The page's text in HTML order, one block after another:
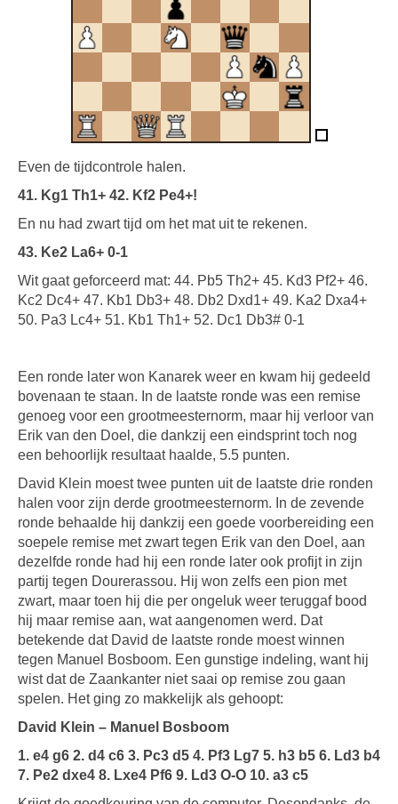
Even de tijdcontrole halen.
41. Kg1 Th1+ 42. Kf2 Pe4+!
En nu had zwart tijd om het mat uit te rekenen.
43. Ke2 La6+ 0-1
Wit gaat geforceerd mat: 44. Pb5 Th2+ 45. Kd3 Pf2+ 46.
Kc2 Dc4+ 47. Kb1 Db3+ 48. Db2 Dxd1+ 49. Ka2 Dxa4+
50. Pa3 Lc4+ 51. Kb1 Th1+ 52. Dc1 Db3# 0-1
Een ronde later won Kanarek weer en kwam hij gedeeld
bovenaan te staan. In de laatste ronde was een remise
genoeg voor een grootmeesternorm, maar hij verloor van
Erik van den Doel, die dankzij een eindsprint toch nog
een behoorlijk resultaat haalde, 5.5 punten.
David Klein moest twee punten uit de laatste drie ronden
halen voor zijn derde grootmeesternorm. In de zevende
ronde behaalde hij dankzij een goede voorbereiding een
soepele remise met zwart tegen Erik van den Doel, aan
dezelfde ronde had hij een ronde later ook profijt in zijn
partij tegen Dourerassou. Hij won zelfs een pion met
zwart, maar toen hij die per ongeluk weer teruggaf bood
hij maar remise aan, wat aangenomen werd. Dat
betekende dat David de laatste ronde moest winnen
tegen Manuel Bosboom. Een gunstige indeling, want hij
wist dat de Zaankanter niet saai op remise zou gaan
spelen. Het ging zo makkelijk als gehoopt:
David Klein – Manuel Bosboom
1. e4 g6 2. d4 c6 3. Pc3 d5 4. Pf3 Lg7 5. h3 b5 6. Ld3 b4
7. Pe2 dxe4 8. Lxe4 Pf6 9. Ld3 O-O 10. a3 c5